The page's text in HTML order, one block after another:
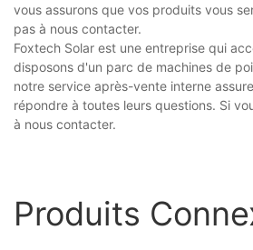
vous assurons que vos produits vous
pas à nous contacter.
Foxtech Solar est une entreprise qui
disposons d'un parc de machines de
notre service après-vente interne
répondre à toutes leurs questions. Si
à nous contacter.
Produits